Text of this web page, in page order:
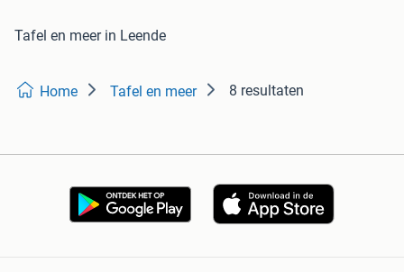
Tafel en meer in Leende
Home Tafel en meer 8 resultaten